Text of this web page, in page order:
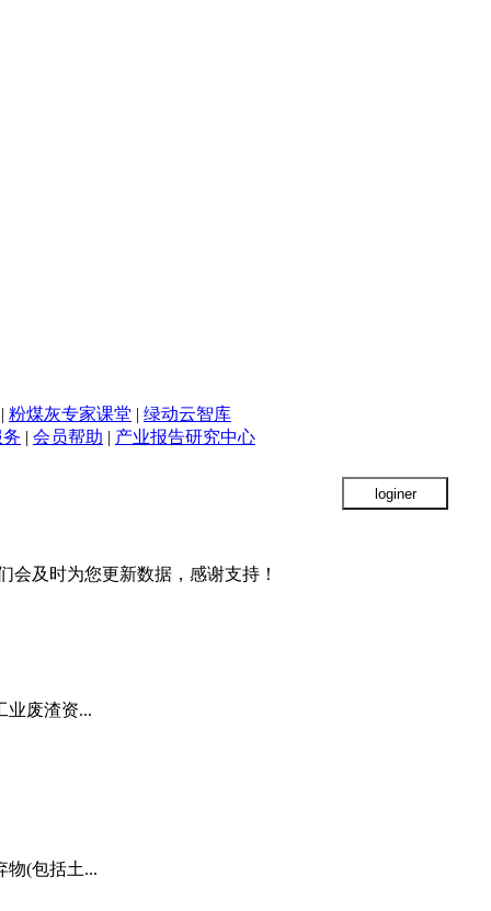
| 粉煤灰专家课堂 | 绿动云智库
| 会员帮助 | 产业报告研究中心
会及时为您更新数据，感谢支持！
业废渣资...
物(包括土...